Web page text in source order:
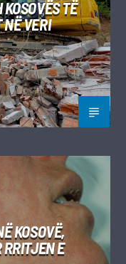
TË
VERI
KOSOVË,
E